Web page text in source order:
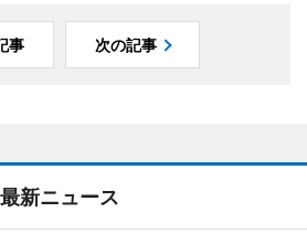
事 次の記事
最新ニュース